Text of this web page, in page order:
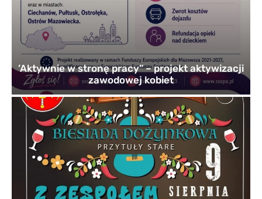
’Aktywnie w stronę pracy” – projekt aktywizacji
zawodowej kobiet